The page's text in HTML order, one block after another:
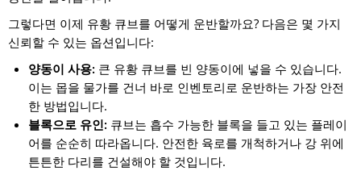
그렇다면 이제 유황 큐브를 어떻게 운반할까요? 다음은 몇 가지
신뢰할 수 있는 옵션입니다:
양동이 사용: 큰 유황 큐브를 빈 양동이에 넣을 수 있습니다.
이는 몹을 물가를 건너 바로 인벤토리로 운반하는 가장 안전
한 방법입니다.
블록으로 유인: 큐브는 흡수 가능한 블록을 들고 있는 플레이
어를 순순히 따라옵니다. 안전한 육로를 개척하거나 강 위에
튼튼한 다리를 건설해야 할 것입니다.